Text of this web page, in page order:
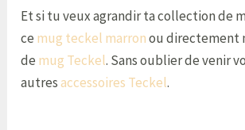
Et si tu veux agrandir ta collection de
ce mug teckel marronou directement
de mug Teckel. Sans oublier de venir
autresaccessoires Teckel.